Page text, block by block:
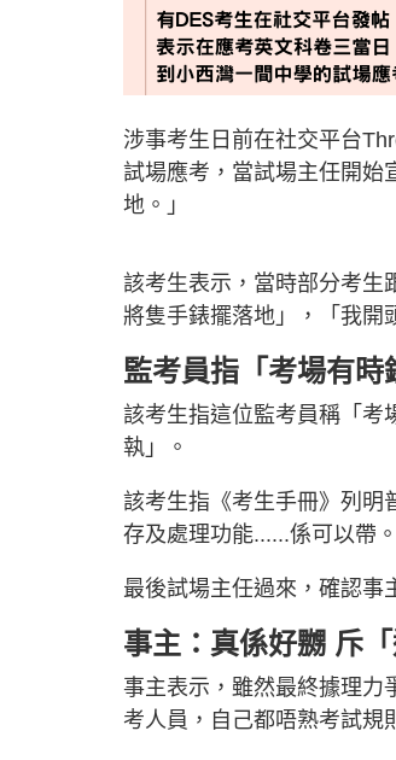
涉事考生日前在社交平台
試場應考，當試場主任開始
地。」
該考生表示，當時部分考生
將隻手錶擺落地」，「我開
監考員指「考場有時
該考生指這位監考員稱「考
執」。
該考生指《考生手冊》列明
存及處理功能......係可以帶。
最後試場主任過來，確認事
事主：真係好嬲 斥
事主表示，雖然最終據理力
考人員，自己都唔熟考試規